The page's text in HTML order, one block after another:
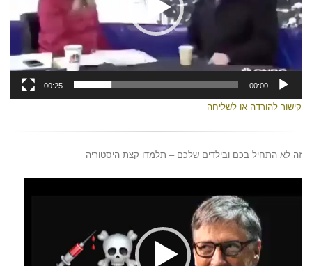
00:00
00:25
קישור להורדה או לשליחה
זה לא התחיל בכם ובילדים שלכם – תלמדו קצת היסטוריה